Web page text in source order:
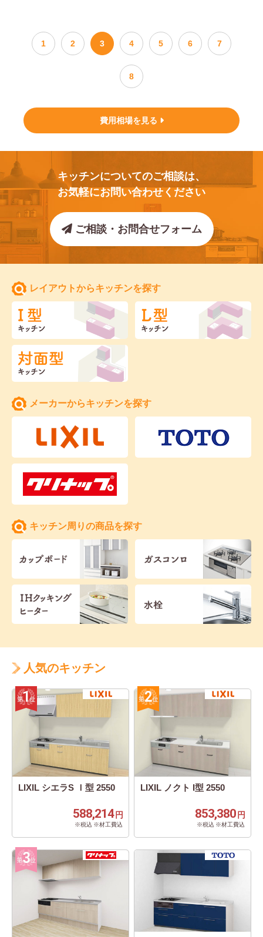
1 2 3 4 5 6 7
8
費用相場を見る
キッチンについてのご相談は、
お気軽にお問い合わせください
ご相談・お問合せフォーム
レイアウトからキッチンを探す
メーカーからキッチンを探す
キッチン周りの商品を探す
人気のキッチン
LIXIL シエラS Ｉ型 2550
588,214 円
※税込 ※材工費込
LIXIL ノクト I型 2550
853,380 円
※税込 ※材工費込